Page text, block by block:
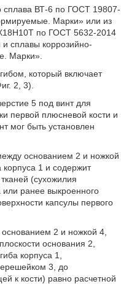
сплава ВТ-6 по ГОСТ 19807-
Марки» или из
по ГОСТ 5632-2014
сплавы коррозийно-
Марки».
который включает
2, 3).
5 под винт для
первой плюсневой кости и
мог быть установлен
основанием 2 и ножкой
1 и содержит
(сухожилия
ранее выкроенного
капсулы первого
2 и ножкой 4,
основания 2,
корпуса 1,
3, до
к кости) равно расчетной